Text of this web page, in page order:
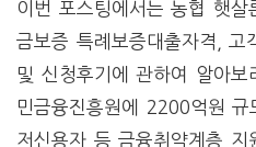
이번 포스팅에서는 농협 햇살
금보증 특례보증대출자격, 고
및 신청후기에 관하여 알아
민금융진흥원에 2200억원
저신용자 등 금융취약계층